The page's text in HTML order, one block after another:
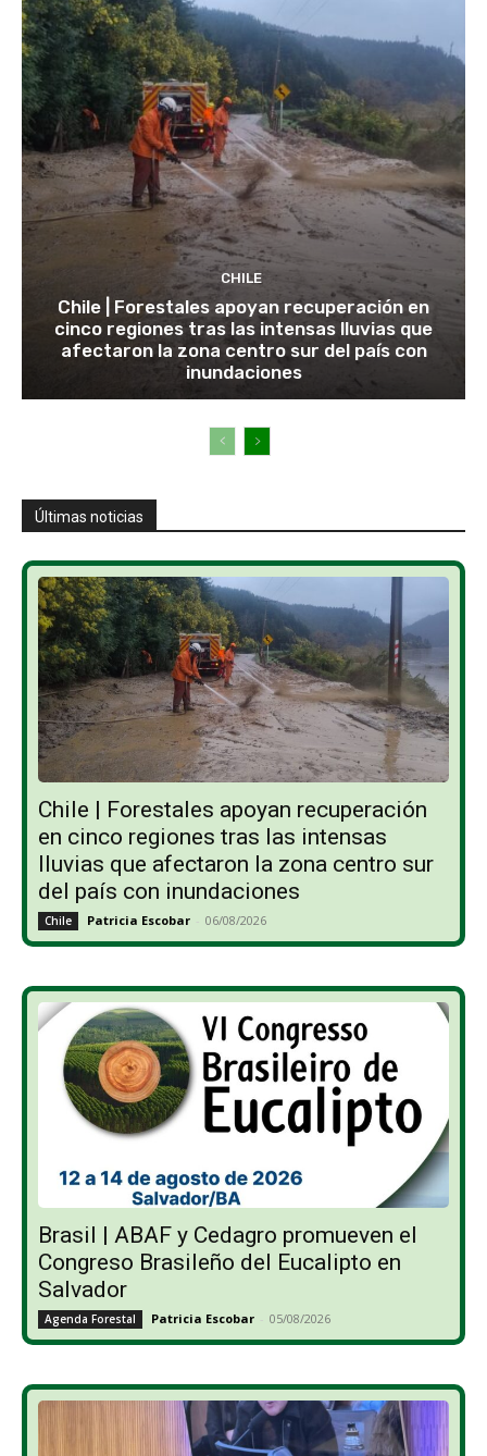
CHILE
Chile | Forestales apoyan recuperación en
cinco regiones tras las intensas lluvias que
afectaron la zona centro sur del país con
inundaciones
Últimas noticias
Chile | Forestales apoyan recuperación
en cinco regiones tras las intensas
lluvias que afectaron la zona centro sur
del país con inundaciones
Chile Patricia Escobar - 06/08/2026
Brasil | ABAF y Cedagro promueven el
Congreso Brasileño del Eucalipto en
Salvador
Agenda Forestal Patricia Escobar - 05/08/2026